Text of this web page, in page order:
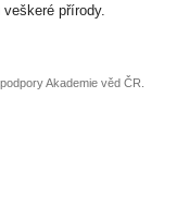
přírody.
Akademie věd ČR.